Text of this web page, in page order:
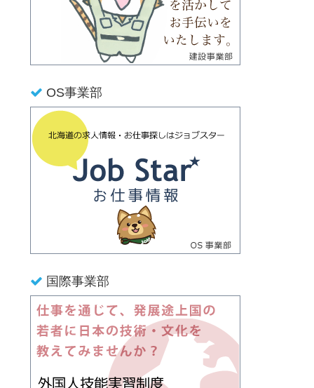
OS事業部
国際事業部